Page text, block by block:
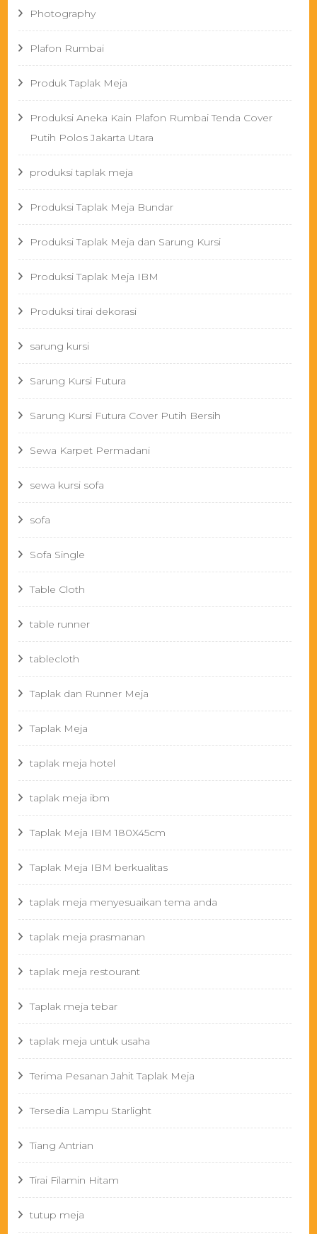
Photography
Plafon Rumbai
Produk Taplak Meja
Produksi Aneka Kain Plafon Rumbai Tenda Cover
Putih Polos Jakarta Utara
produksi taplak meja
Produksi Taplak Meja Bundar
Produksi Taplak Meja dan Sarung Kursi
Produksi Taplak Meja IBM
Produksi tirai dekorasi
sarung kursi
Sarung Kursi Futura
Sarung Kursi Futura Cover Putih Bersih
Sewa Karpet Permadani
sewa kursi sofa
sofa
Sofa Single
Table Cloth
table runner
tablecloth
Taplak dan Runner Meja
Taplak Meja
taplak meja hotel
taplak meja ibm
Taplak Meja IBM 180X45cm
Taplak Meja IBM berkualitas
taplak meja menyesuaikan tema anda
taplak meja prasmanan
taplak meja restourant
Taplak meja tebar
taplak meja untuk usaha
Terima Pesanan Jahit Taplak Meja
Tersedia Lampu Starlight
Tiang Antrian
Tirai Filamin Hitam
tutup meja